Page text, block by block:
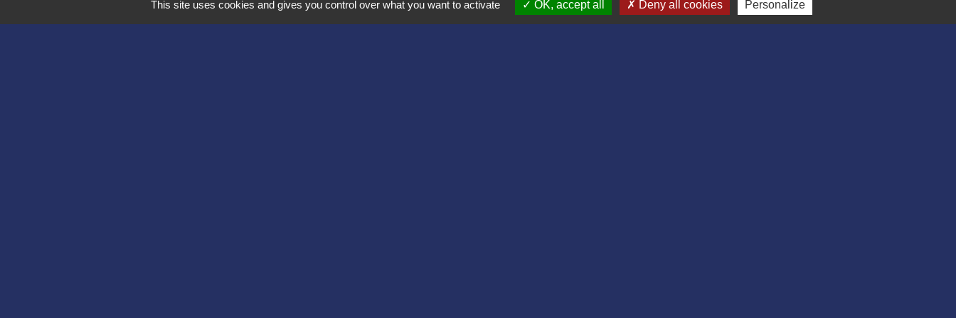
Place du Général de Gaulle
02860 Bruyères-et-Montbérault - FRANCE
This site uses cookies and gives you control over what you want to activate OK, accept all Deny all cookies Personalize